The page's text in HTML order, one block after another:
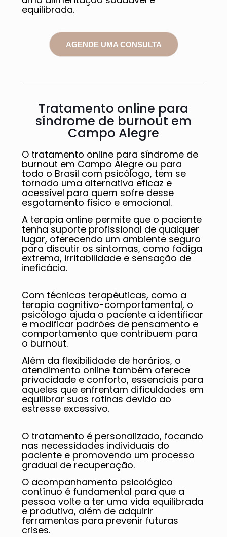
equilibrada.
AGENDE UMA CONSULTA
Tratamento online para
síndrome de burnout em
Campo Alegre
O tratamento online para síndrome de
burnout em Campo Alegre ou para
todo o Brasil com psicólogo, tem se
tornado uma alternativa eficaz e
acessível para quem sofre desse
esgotamento físico e emocional.
A terapia online permite que o paciente
tenha suporte profissional de qualquer
lugar, oferecendo um ambiente seguro
para discutir os sintomas, como fadiga
extrema, irritabilidade e sensação de
ineficácia.
Com técnicas terapêuticas, como a
terapia cognitivo-comportamental, o
psicólogo ajuda o paciente a identificar
e modificar padrões de pensamento e
comportamento que contribuem para
o burnout.
Além da flexibilidade de horários, o
atendimento online também oferece
privacidade e conforto, essenciais para
aqueles que enfrentam dificuldades em
equilibrar suas rotinas devido ao
estresse excessivo.
O tratamento é personalizado, focando
nas necessidades individuais do
paciente e promovendo um processo
gradual de recuperação.
O acompanhamento psicológico
contínuo é fundamental para que a
pessoa volte a ter uma vida equilibrada
e produtiva, além de adquirir
ferramentas para prevenir futuras
crises.